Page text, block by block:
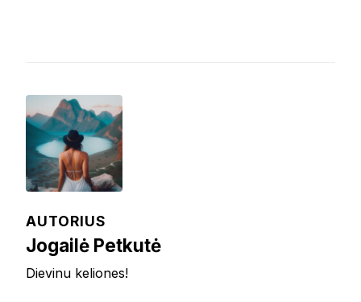
AUTORIUS
Jogailė Petkutė
Dievinu keliones!